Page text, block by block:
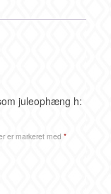
juleophæng h:
er markeret med *